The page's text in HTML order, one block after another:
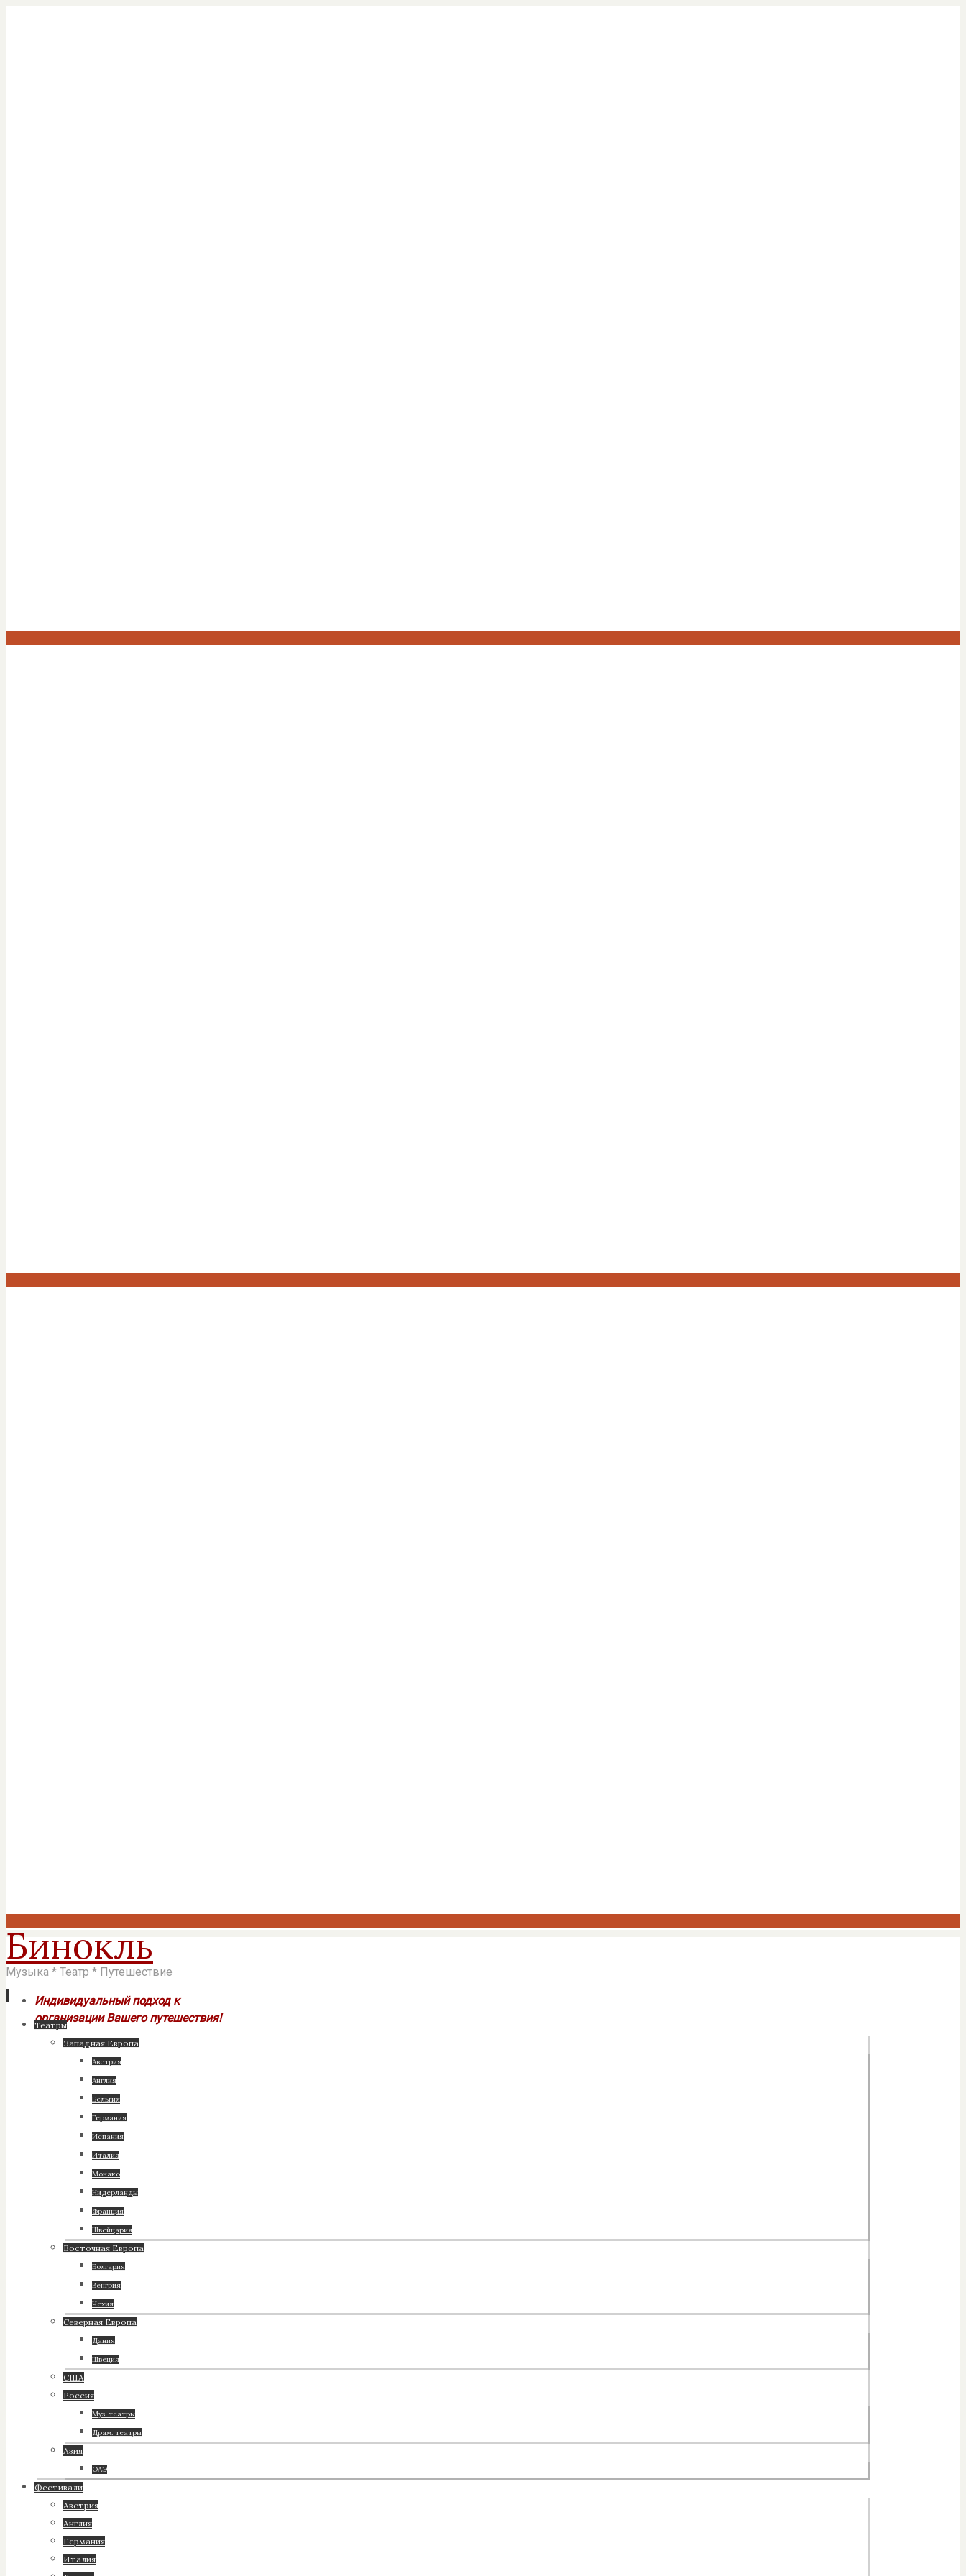
Бинокль
Музыка * Театр * Путешествие
Индивидуальный подход к
организации Вашего путешествия!
Перейти
содержимому
Театры
Западная Европа
Австрия
Англия
Бельгия
Германия
Испания
Италия
Монако
Нидерланды
Франция
Швейцария
Восточная Европа
Болгария
Венгрия
Чехия
Северная Европа
Дания
Швеция
США
Россия
Муз. театры
Драм. театры
Азия
ОАЭ
Фестивали
Австрия
Англия
Германия
Италия